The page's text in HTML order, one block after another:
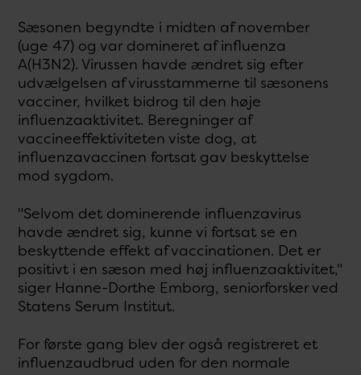
Sæsonen begyndte i midten af november
(uge 47) og var domineret af influenza
A(H3N2). Virussen havde ændret sig efter
udvælgelsen af virusstammerne til sæsonens
vacciner, hvilket bidrog til den høje
influenzaaktivitet. Beregninger af
vaccineeffektiviteten viste dog, at
influenzavaccinen fortsat gav beskyttelse
mod sygdom.
"Selvom det dominerende influenzavirus
havde ændret sig, kunne vi fortsat se en
beskyttende effekt af vaccinationen. Det er
positivt i en sæson med høj influenzaaktivitet,"
siger Hanne-Dorthe Emborg, seniorforsker ved
Statens Serum Institut.
For første gang blev der også registreret et
influenzaudbrud uden for den normale